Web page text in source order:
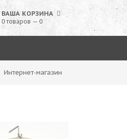
ВАША КОРЗИНА
0 товаров — 0
Интернет-магазин